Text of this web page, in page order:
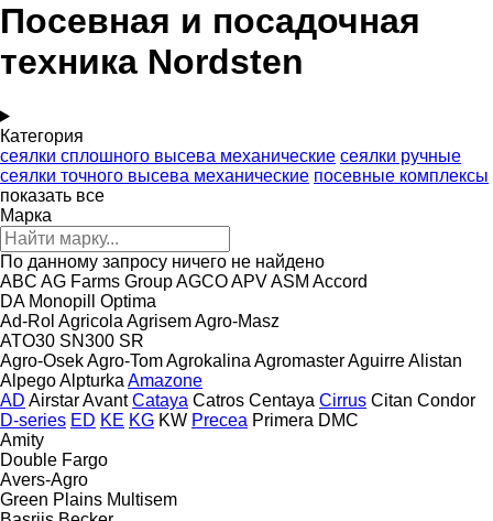
Посевная и посадочная
техника Nordsten
Категория
сеялки сплошного высева механические сеялки ручные
сеялки точного высева механические посевные комплексы
показать все
Марка
По данному запросу ничего не найдено
ABC AG Farms GroupAGCOAPVASM Accord
DA Monopill
Optima
Ad-Rol Agricola AgrisemAgro-Masz
ATO30 SN300 SR
Agro-OsekAgro-TomAgrokalina AgromasterAguirreAlistan
AlpegoAlpturka Amazone
AD AirstarAvant Cataya Catros Centaya Cirrus Citan Condor
D-series ED KE KG KW Precea Primera DMC
Amity
Double Fargo
Avers-Agro
Green Plains Multisem